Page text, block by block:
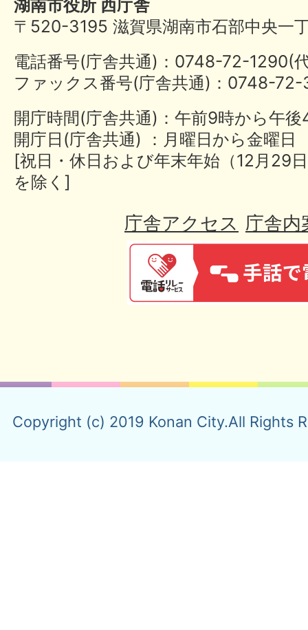
湖南市役所 西庁舎
〒520-3195 滋賀県湖南市石部中央一
電話番号(庁舎共通)：0748-72-
ファックス番号(庁舎共通)：0748-
開庁時間(庁舎共通)：午前9時から午
開庁日(庁舎共通) ：月曜日から金曜日
[祝日・休日および年末年始（12月29
を除く]
庁舎アクセス 庁舎内
Copyright (c) 2019 Konan City.All Rights